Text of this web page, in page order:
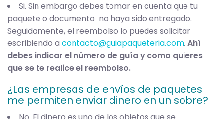
Si. Sin embargo debes tomar en cuenta que tu
paquete o documento no haya sido entregado.
Seguidamente, el reembolso lo puedes solicitar
escribiendo a contacto@guiapaqueteria.com. Ahí
debes indicar el número de guía y como quieres
que se te realice el reembolso.
¿Las empresas de envíos de paquetes
me permiten enviar dinero en un sobre?